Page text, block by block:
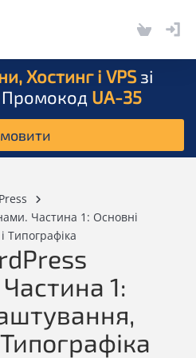
Хостинг і VPS зі
UA-35
Частина 1: Основні
Типографіка
1: